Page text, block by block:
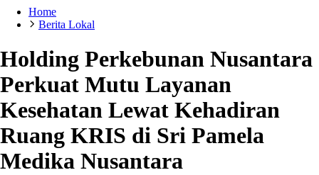
Home
Berita Lokal
Holding Perkebunan Nusantara
Perkuat Mutu Layanan
Kesehatan Lewat Kehadiran
Ruang KRIS di Sri Pamela
Medika Nusantara